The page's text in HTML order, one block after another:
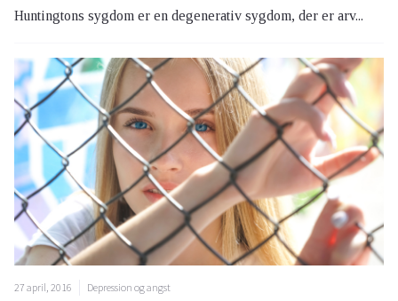
Huntingtons sygdom er en degenerativ sygdom, der er arv...
27 april, 2016 Depression og angst